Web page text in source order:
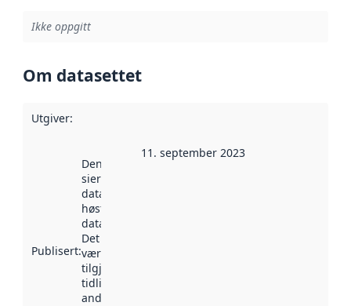
Ikke oppgitt
Om datasettet
Utgiver:
Publisert:
Denne datoen
sier når
datasettet ble
høstet av
data.norge.no.
Det kan ha
vært
tilgjengelig
tidligere
andre steder.
11. september 2023